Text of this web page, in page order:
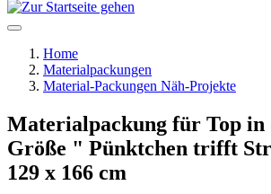
Home
Materialpackungen
Material-Packungen Näh-Projekte
Materialpackung für Top in
Größe " Pünktchen trifft
129 x 166 cm